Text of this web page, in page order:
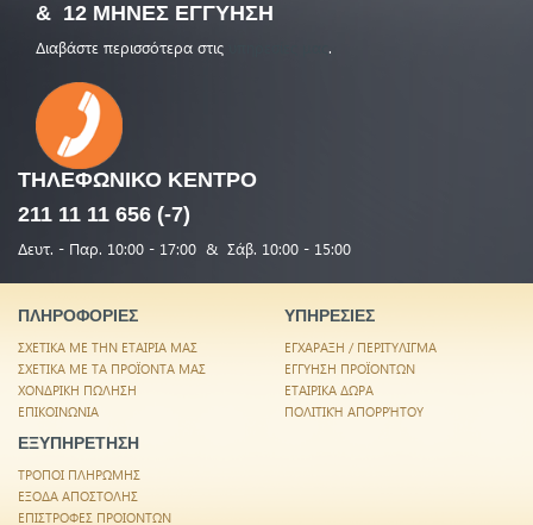
& 12 ΜΗΝΕΣ ΕΓΓΥΗΣΗ
Διαβάστε περισσότερα στις .
ΤΗΛΕΦΩΝΙΚΟ ΚΕΝΤΡΟ
211 11 11 656 (-7)
Δευτ. - Παρ. 10:00 - 17:00 & Σάβ. 10:00 - 15:00
ΠΛΗΡΟΦΟΡΙΕΣ
ΣΧΕΤΙΚΑ ΜΕ ΤΗΝ ΕΤΑΙΡΙΑ ΜΑΣ
ΣΧΕΤΙΚΑ ΜΕ ΤΑ ΠΡΟΪΟΝΤΑ ΜΑΣ
ΧΟΝΔΡΙΚΗ ΠΩΛΗΣΗ
ΕΠΙΚΟΙΝΩΝΙΑ
ΥΠΗΡΕΣΙΕΣ
ΕΓΧΑΡΑΞΗ / ΠΕΡΙΤΥΛΙΓΜΑ
ΕΓΓΥΗΣΗ ΠΡΟΪΟΝΤΩΝ
ΕΤΑΙΡΙΚΑ ΔΩΡΑ
ΠΟΛΙΤΙΚΉ ΑΠΟΡΡΉΤΟΥ
ΕΞΥΠΗΡΕΤΗΣΗ
ΤΡΟΠΟΙ ΠΛΗΡΩΜΗΣ
ΕΞΟΔΑ ΑΠΟΣΤΟΛΗΣ
ΕΠΙΣΤΡΟΦΕΣ ΠΡΟΙΟΝΤΩΝ